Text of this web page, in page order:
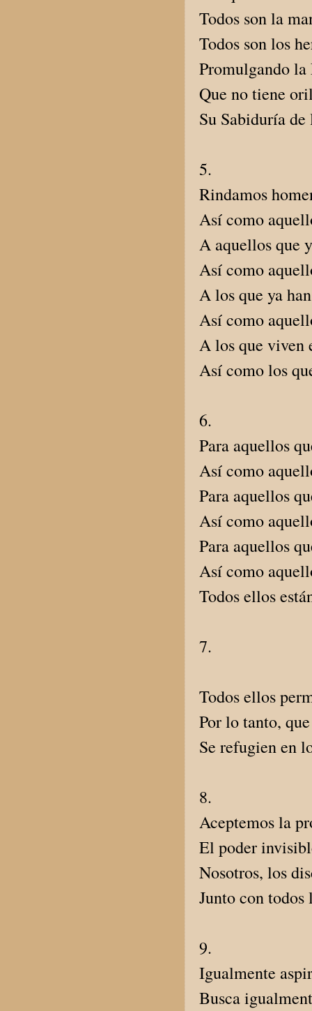
Todos son la
Todos son los
Promulgando la
Que no tiene
Su Sabiduría
5.
Rindamos
Así como
A aquellos que
Así como
A los que ya
Así como
A los que viven
Así como los
6.
Para aquellos
Así como
Para aquellos
Así como
Para aquellos
Así como
Todos ellos
7.
Todos ellos
Por lo tanto,
Se refugien en
8.
Aceptemos la
El poder
Nosotros, los
Junto con todos
9.
Igualmente
Busca